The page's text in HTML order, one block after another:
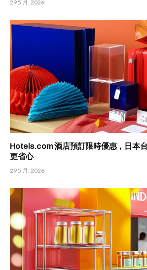
29 5 月, 2026
Hotels.com 酒店預訂限時優惠，日本
更省心
29 5 月, 2026